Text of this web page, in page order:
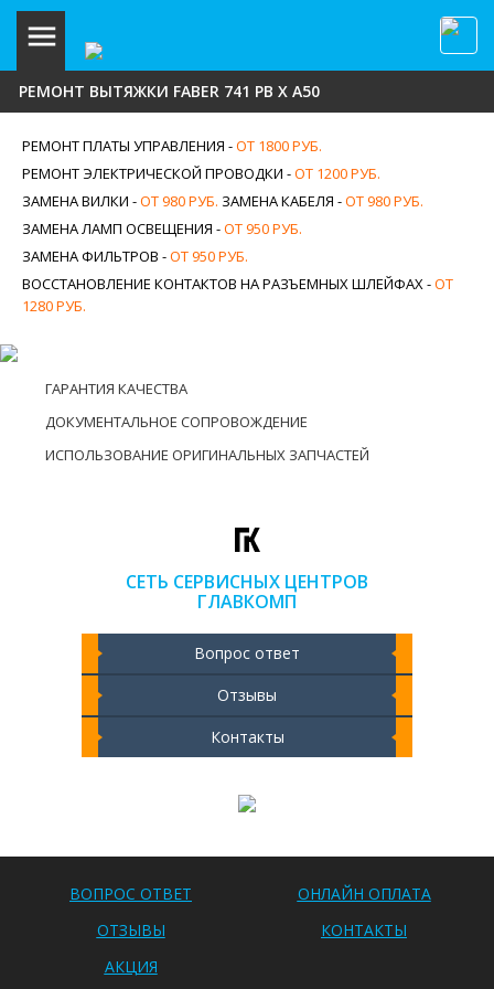
СЕТЬ СЕРВИСНЫХ ЦЕНТРОВ
ГЛАВКОМП
Вопрос ответ
Отзывы
Контакты
РЕМОНТ ВЫТЯЖКИ FABER 741 PB X A50
РЕМОНТ ПЛАТЫ УПРАВЛЕНИЯ -ОТ 1800 РУБ.
РЕМОНТ ЭЛЕКТРИЧЕСКОЙ ПРОВОДКИ -ОТ 1200 РУБ.
ЗАМЕНА ВИЛКИ -ОТ 980 РУБ. ЗАМЕНА КАБЕЛЯ -ОТ 980 РУБ.
ЗАМЕНА ЛАМП ОСВЕЩЕНИЯ -ОТ 950 РУБ.
ЗАМЕНА ФИЛЬТРОВ -ОТ 950 РУБ.
ВОССТАНОВЛЕНИЕ КОНТАКТОВ НА РАЗЪЕМНЫХ ШЛЕЙФАХ -ОТ
1280 РУБ.
ГАРАНТИЯ КАЧЕСТВА
ДОКУМЕНТАЛЬНОЕ СОПРОВОЖДЕНИЕ
ИСПОЛЬЗОВАНИЕ ОРИГИНАЛЬНЫХ ЗАПЧАСТЕЙ
ВОПРОС ОТВЕТ
ОНЛАЙН ОПЛАТА
ОТЗЫВЫ
КОНТАКТЫ
АКЦИЯ